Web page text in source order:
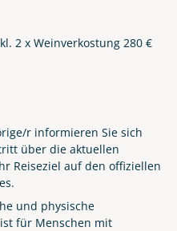
2 x Weinverkostung 280 €
r informieren Sie sich
über die aktuellen
Reiseziel auf den offiziellen
und physische
für Menschen mit